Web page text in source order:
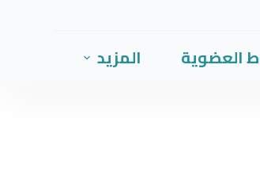
العضوية المزيد